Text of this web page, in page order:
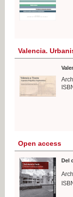
Valencia.
Open access
Del